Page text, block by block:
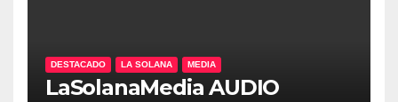
DESTACADO LA SOLANA MEDIA
LaSolanaMedia AUDIO